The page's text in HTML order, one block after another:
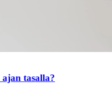
tasalla?